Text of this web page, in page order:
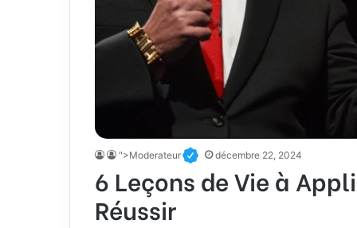
">Moderateur décembre 22, 2024
6 Leçons de Vie à
Réussir